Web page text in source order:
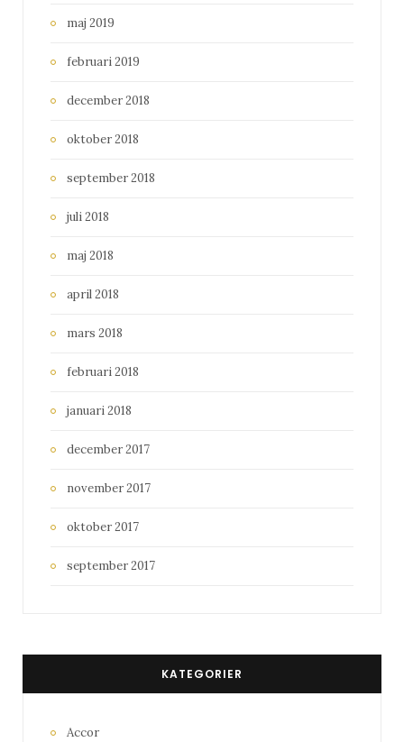
maj 2019
februari 2019
december 2018
oktober 2018
september 2018
juli 2018
maj 2018
april 2018
mars 2018
februari 2018
januari 2018
december 2017
november 2017
oktober 2017
september 2017
KATEGORIER
Accor